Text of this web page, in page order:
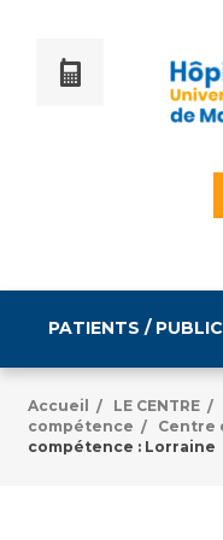
PATIENTS / PUBLIC
Informations
Égalité
Accueil / LE CENTRE /
compétence / Centre
compétence : Lorraine